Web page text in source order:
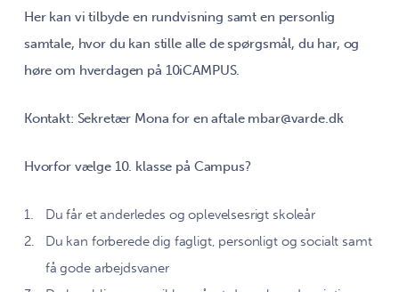
Her kan vi tilbyde en rundvisning samt en personlig
samtale, hvor du kan stille alle de spørgsmål, du har, og
høre om hverdagen på 10iCAMPUS.
Kontakt: Sekretær Mona for en aftale mbar@varde.dk
Hvorfor vælge 10. klasse på Campus?
Du får et anderledes og oplevelsesrigt skoleår
Du kan forberede dig fagligt, personligt og socialt samt
få gode arbejdsvaner